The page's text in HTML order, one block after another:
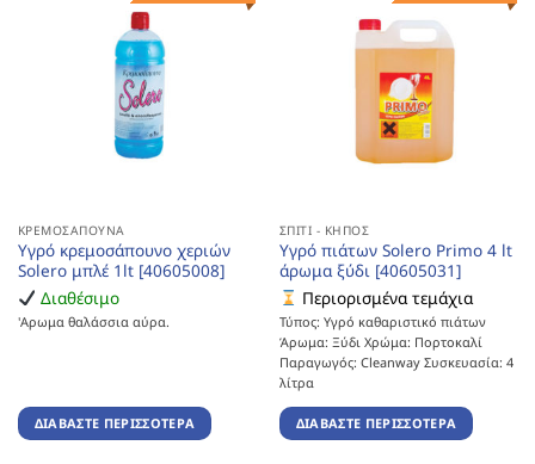
ΚΡΕΜΟΣΆΠΟΥΝΑ
Υγρό κρεμοσάπουνο χεριών
Solero μπλέ 1lt [40605008]
Διαθέσιμο
'Αρωμα θαλάσσια αύρα.
ΔΙΑΒΆΣΤΕ ΠΕΡΙΣΣΌΤΕΡΑ
ΣΠΊΤΙ - ΚΉΠΟΣ
Υγρό πιάτων Solero Primo 4 lt
άρωμα ξύδι [40605031]
Περιορισμένα τεμάχια
Τύπος: Υγρό καθαριστικό πιάτων
Άρωμα: Ξύδι Χρώμα: Πορτοκαλί
Παραγωγός: Cleanway Συσκευασία: 4
λίτρα
ΔΙΑΒΆΣΤΕ ΠΕΡΙΣΣΌΤΕΡΑ